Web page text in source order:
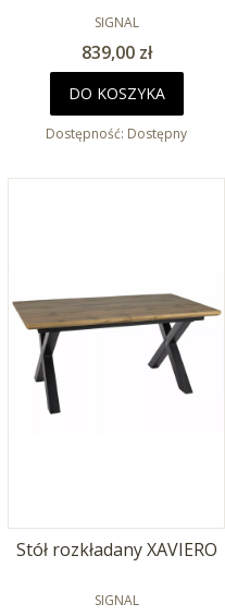
PRODUCENT
SIGNAL
Cena
839,00 zł
DO KOSZYKA
Dostępność: Dostępny
Stół rozkładany XAVIERO
PRODUCENT
SIGNAL